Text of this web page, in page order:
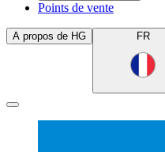
Points de vente
A propos de HG FR